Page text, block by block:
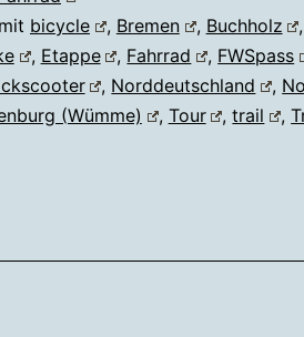
bicycle , Bremen , Buchholz ,
, Etappe , Fahrrad , FWSpass
, Norddeutschland ,
(Wümme) , Tour ,trail ,